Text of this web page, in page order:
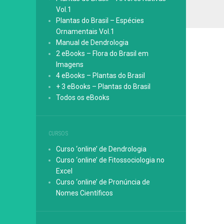
Vol.1
Plantas do Brasil – Espécies
Ornamentais Vol.1
Manual de Dendrologia
2 eBooks – Flora do Brasil em
Imagens
4 eBooks – Plantas do Brasil
+ 3 eBooks – Plantas do Brasil
Todos os eBooks
CURSOS
Curso ‘online’ de Dendrologia
Curso ‘online’ de Fitossociologia no
Excel
Curso ‘online’ de Pronúncia de
Nomes Científicos